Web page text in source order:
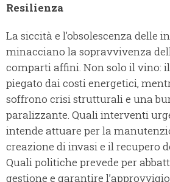
Resilienza
La siccità e l’obsolescenza delle
minacciano la sopravvivenza
comparti affini. Non solo il vino:
piegato dai costi energetici,
soffrono crisi strutturali e una
paralizzante. Quali interventi
intende attuare per la
creazione di invasi e il recupero
Quali politiche prevede per
gestione e garantire